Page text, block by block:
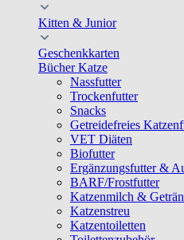
Kitten & Junior
Geschenkkarten
Bücher Katze
Nassfutter
Trockenfutter
Snacks
Getreidefreies
VET Diäten
Biofutter
Ergänzungsfutter &
BARF/Frostfutter
Katzenmilch &
Katzenstreu
Katzentoiletten